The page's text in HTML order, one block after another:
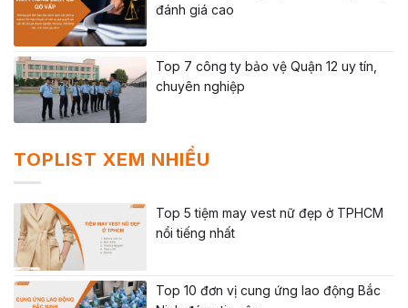
đánh giá cao
Top 7 công ty bảo vệ Quận 12 uy tín,
chuyên nghiệp
TOPLIST XEM NHIỀU
Top 5 tiệm may vest nữ đẹp ở TPHCM
nổi tiếng nhất
Top 10 đơn vị cung ứng lao động Bắc